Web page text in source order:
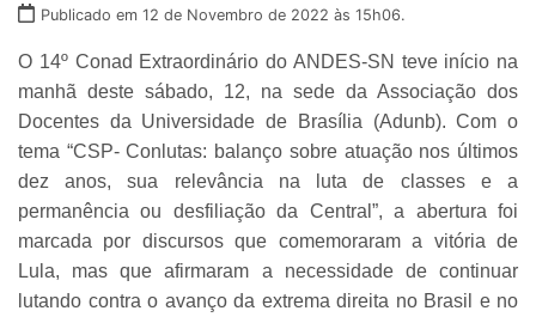
Publicado em 12 de Novembro de 2022 às 15h06.
O 14º Conad Extraordinário do ANDES-SN teve início na
manhã deste sábado, 12, na sede da Associação dos
Docentes da Universidade de Brasília (Adunb). Com o
tema “CSP- Conlutas: balanço sobre atuação nos últimos
dez anos, sua relevância na luta de classes e a
permanência ou desfiliação da Central”, a abertura foi
marcada por discursos que comemoraram a vitória de
Lula, mas que afirmaram a necessidade de continuar
lutando contra o avanço da extrema direita no Brasil e no